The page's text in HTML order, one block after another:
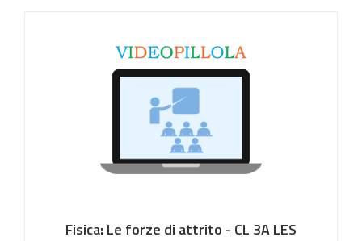
Fisica: Le forze di attrito - CL 3A LES